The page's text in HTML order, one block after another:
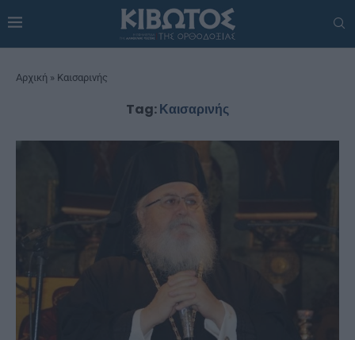
Αρχική » Καισαρινής
Tag:Καισαρινής